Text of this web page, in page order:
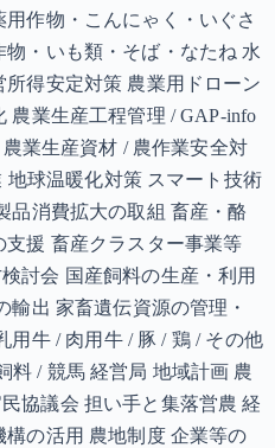
作物・こんにゃく・いぐさ
物・いも類・そば・なたね 水
得安定対策 農業用ドローン
農業生産工程管理 / GAP-info
業生産資材 / 農作業安全対
球温暖化対策 スマート技術
品消費拡大の取組 畜産・酪
援 畜産クラスター事業等
討会 国産飼料の生産・利用
出 家畜遺伝資源の管理・
用牛 / 肉用牛 / 豚 / 鶏 / その他
料 / 競馬 経営局 地域計画 農
協議会 担い手と集落営農 経
の活用 農地制度 企業等の